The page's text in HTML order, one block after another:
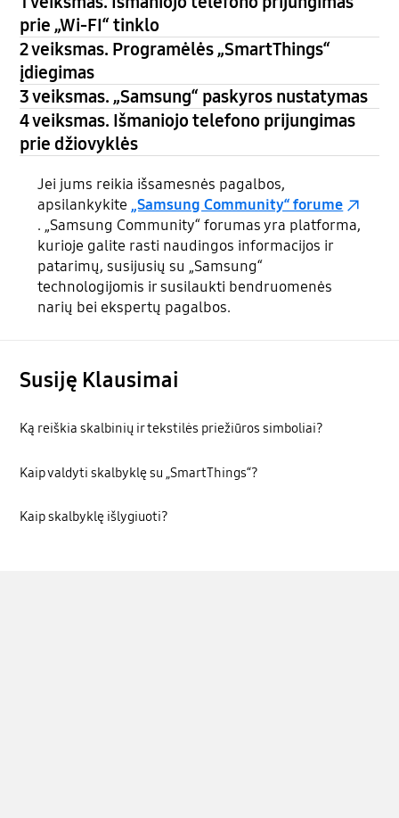
prie „Wi-FI“ tinklo
2 veiksmas. Programėlės „SmartThings“
įdiegimas
3 veiksmas. „Samsung“ paskyros nustatymas
4 veiksmas. Išmaniojo telefono prijungimas
prie džiovyklės
Jei jums reikia išsamesnės pagalbos,
apsilankykite „Samsung Community“ forume
. „Samsung Community“ forumas yra platforma,
kurioje galite rasti naudingos informacijos ir
patarimų, susijusių su „Samsung“
technologijomis ir susilaukti bendruomenės
narių bei ekspertų pagalbos.
Susiję Klausimai
Ką reiškia skalbinių ir tekstilės priežiūros simboliai?
Kaip valdyti skalbyklę su „SmartThings“?
Kaip skalbyklę išlygiuoti?